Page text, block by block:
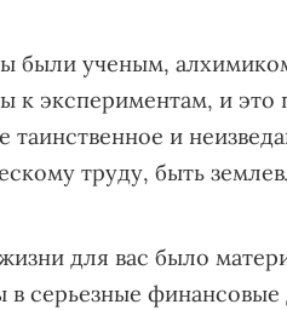
были ученым,
к экспериментам, и
таинственное и
труду, быть
для вас было
в серьезные